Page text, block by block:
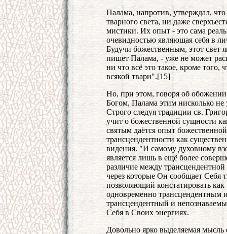
Палама, напротив, утверждал,
тварного света, ни даже
мистики. Их опыт - это сама
очевидностью являющая себя в
Будучи божественным, этот свет
пишет Палама, - уже не может
ни что всё это такое, кроме того,
всякой твари".[15]
Но, при этом, говоря об
Богом, Палама этим нисколько не
Строго следуя традиции св.
учит о божественной сущности
святым даётся опыт
трансцендентности как
видения. "И самому духовному
является лишь в ещё более
различие между
через которые Он сообщает Себя
позволяющий констатировать как
одновременно трансцендентным
трансцендентный и
Себя в Своих энергиях.
Довольно ярко выделяемая